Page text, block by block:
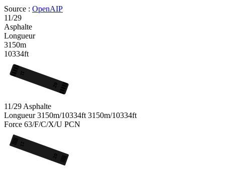
Source : OpenAIP
11/29
Asphalte
Longueur
3150m
10334ft
29
11
11/29 Asphalte
Longueur 3150m/10334ft 3150m/10334ft
Force 63/F/C/X/U PCN
29
11